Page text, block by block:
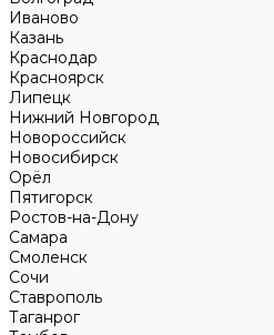
Иваново
Казань
Краснодар
Красноярск
Липецк
Нижний Новгород
Новороссийск
Новосибирск
Орёл
Пятигорск
Ростов-на-Дону
Самара
Смоленск
Сочи
Ставрополь
Таганрог